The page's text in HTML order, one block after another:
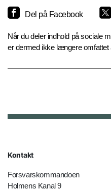
Del på Facebook
Når du deler indhold på sociale
er dermed ikke længere omfattet
Kontakt
Forsvarskommandoen
Holmens Kanal 9